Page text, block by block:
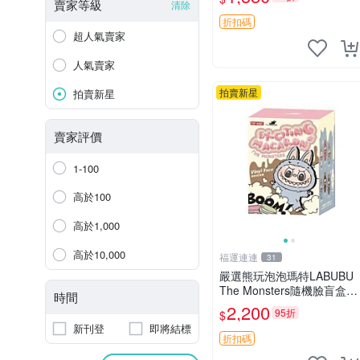
賣家等級 清除
超人氣賣家
人氣賣家
拍賣新星
賣家評價
1-100
高於100
高於1,000
高於10,000
時間
新刊登 即將結標
如圖。所見即所得，毛絨精
品嚴選推薦。 中古收藏
折扣碼
拍賣新星
福運連連 31
嚴選熊玩泡泡瑪特LABUBU
The Monsters隨機臉盲盒，
萌趣馬卡龍設計 芝麻豆豆 L
ABUBU LABUBU THE MO
NSTERS 橙色豆
$2,200 95折
折扣碼